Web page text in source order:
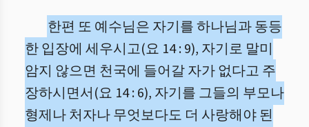
한편 또 예수님은 자기를 하나님과 동등
한 입장에 세우시고(요 14 : 9), 자기로 말미
암지 않으면 천국에 들어갈 자가 없다고 주
장하시면서(요 14 : 6), 자기를 그들의 부모나
형제나 처자나 무엇보다도 더 사랑해야 된